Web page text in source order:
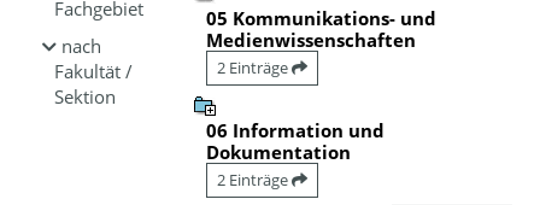
Fachgebiet
nach
Fakultät /
Sektion
05 Kommunikations- und
Medienwissenschaften
2 Einträge
06 Information und
Dokumentation
2 Einträge